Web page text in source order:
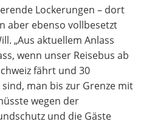
Lockerungen – dort
aber ebenso vollbesetzt
„Aus aktuellem Anlass
wenn unser Reisebus ab
fährt und 30
man bis zur Grenze mit
wegen der
und die Gäste